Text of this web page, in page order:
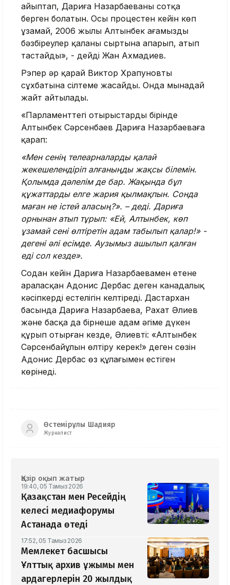
айыптап, Дариға Назарбаеваны сотқа
берген болатын. Осы процестен кейін көп
ұзамай, 2006 жылы Алтынбек ағамызды
бәзбіреулер қаланың сыртына апарып, атып
тастайды», - дейді Жан Ахмадиев.
Рэпер әр қарай Виктор Храпуновтың
сұхбатына сілтеме жасайды. Онда мынадай
жайт айтылады.
«Парламенттегі отырыстардың бірінде
Алтынбек Сәрсенбаев Дариға Назарбаеваға
қарап:
«Мен сенің телеарналарды қалай
жекешелендіріп алғаныңды жақсы білемін.
Қолымда дәлелім де бар. Жақында бұл
құжаттарды елге жария қылмақпын. Сонда
маған не істей аласың?». – деді. Дариға
орнынан атып тұрып: «Ей, Алтынбек, көп
ұзамай сені өлтіретін адам табылып қалар!» -
дегені әлі есімде. Аузымыз ашылып қалған
еді сол кезде».
Содан кейін Дариға Назарбаевамен етене
араласқан Адонис Дербас деген канадалық
кәсіпкердің естелігін келтіреді. Дастархан
басында Дариға Назарбаева, Рахат Әлиев
және басқа да бірнеше адам әңгіме дүкен
құрып отырған кезде, Әлиевтің: «Алтынбек
Сәрсенбайұлын өлтіру керек!» деген сөзін
Адонис Дербас өз құлағымен естіген
көрінеді.
Өстемірұлы Шадияр
Журналист
Қазір оқып жатыр
19:40, 05 Тамыз 2026
Қазақстан мен Ресейдің
келесі медиафорумы
Астанада өтеді
17:52, 05 Тамыз 2026
Мемлекет басшысы
Ұлттық архив ұжымы мен
ардагерлерін 20 жылдық